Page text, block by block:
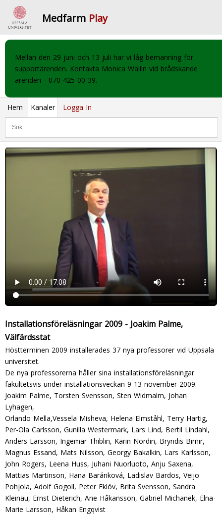
Medfarm Play
Mellan den 29 juni och 13 juli har vi låg bemanning för
supportärenden. Kontakta Monica Wallin vid brådskande
ärenden - 070-425 00 39.
Hem Kanaler Logga In
Installationsföreläsningar 2009 - Joakim Palme,
Välfärdsstat
Höstterminen 2009 installerades 37 nya professorer vid Uppsala
universitet.
De nya professorerna håller sina installationsföreläsningar
fakultetsvis under installationsveckan 9-13 november 2009.
Joakim Palme, Torsten Svensson, Sten Widmalm, Johan
Lyhagen,
Orlando Mella,Vessela Misheva, Helena Elmståhl, Terry Hartig,
Per-Ola Carlsson, Gunilla Westermark, Lars Lind, Bertil Lindahl,
Anders Larsson, Ingemar Thiblin, Karin Nordin, Bryndis Birnir,
Magnus Essand, Mats Nilsson, Georgy Bakalkin, Lars Karlsson,
John Rogers, Leena Huss, Juhani Nuorluoto, Anju Saxena,
Mattias Martinson, Hana Baránková, Ladislav Bardos, Veijo
Pohjola, Adolf Gogoll, Peter Eklöv, Brita Svensson, Sandra
Kleinau, Ernst Dieterich, Ane Håkansson, Gabriel Michanek, Elna-
Marie Larsson, Håkan Engqvist